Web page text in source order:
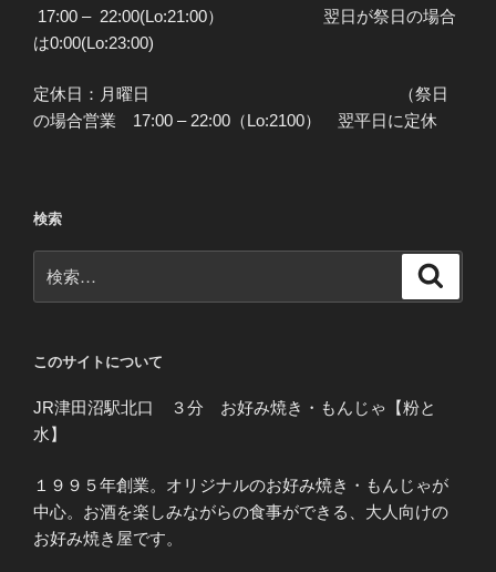
17:00 – 22:00(Lo:21:00） 翌日が祭日の場合
は0:00(Lo:23:00)
定休日：月曜日 （祭日
の場合営業 17:00 – 22:00（Lo:2100） 翌平日に定休
検索
索:
このサイトについて
JR津田沼駅北口 ３分 お好み焼き・もんじゃ【粉と
水】
１９９５年創業。オリジナルのお好み焼き・もんじゃが
中心。お酒を楽しみながらの食事ができる、大人向けの
お好み焼き屋です。